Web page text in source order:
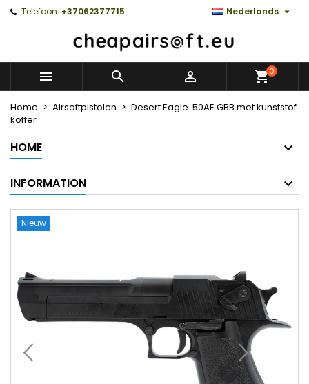
Telefoon: +37062377715 Nederlands 
   0
Home Airsoftpistolen
Desert Eagle .50AE GBB met kunststof
koffer
HOME
INFORMATION
Nieuw